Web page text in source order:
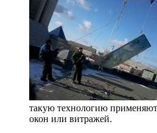
такую технологию
окон или витражей.